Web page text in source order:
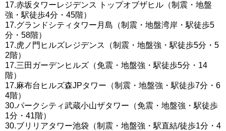
17.赤坂タワーレジデンス トップオブザヒル（制震・地盤
強・駅徒歩4分・45階）
17.グランドシティタワー月島（制震・地盤湾岸・駅徒歩5
分・58階）
17.虎ノ門ヒルズレジデンス（制震・地盤強・駅徒歩5分・5
2階）
17.三田ガーデンヒルズ（免震・地盤強・駅徒歩5分・14
階）
17.麻布台ヒルズ森JPタワー（制震・地盤強・駅徒歩7分・6
4階）
30.パークシティ武蔵小山ザタワー（免震・地盤強・駅徒歩
1分・41階）
30.ブリリアタワー池袋（制震・地盤強・駅直結/徒歩1分・4